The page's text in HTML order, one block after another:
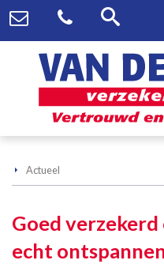
Actueel
Goed verzekerd
echt